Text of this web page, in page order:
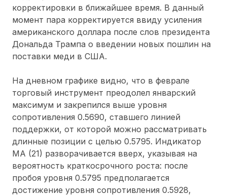
корректировки в ближайшее время. В данный
момент пара корректируется ввиду усиления
американского доллара после слов президента
Дональда Трампа о введении новых пошлин на
поставки меди в США.
На дневном графике видно, что в феврале
торговый инструмент преодолел январский
максимум и закрепился выше уровня
сопротивления 0.5690, ставшего линией
поддержки, от которой можно рассматривать
длинные позиции с целью 0.5795. Индикатор
MA (21) разворачивается вверх, указывая на
вероятность краткосрочного роста: после
пробоя уровня 0.5795 предполагается
достижение уровня сопротивления 0.5928,